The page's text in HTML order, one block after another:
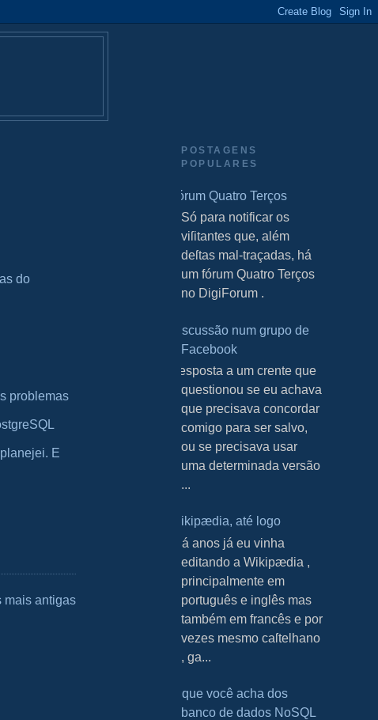
do
problemas
E
mais antigas
POSTAGENS
POPULARES
Fórum Quatro Terços
S Só para notificar os
viſitantes que, além
deſtas mal-traçadas, há
um fórum Quatro Terços
no DigiForum .
Discussão num grupo de
Facebook
Resposta a um crente que
questionou se eu achava
que precisava concordar
comigo para ser salvo,
ou se precisava usar
uma determinada versão
...
Wikipædia, até logo
H á anos já eu vinha
editando a Wikipædia ,
principalmente em
português e inglês mas
também em francês e por
vezes mesmo caſtelhano
, ga...
O que você acha dos
banco de dados NoSQL